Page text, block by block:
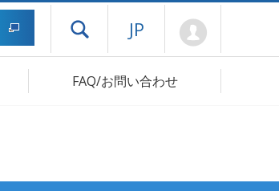
ドロワーメニューを開く
JP
FAQ/お問い合わせ